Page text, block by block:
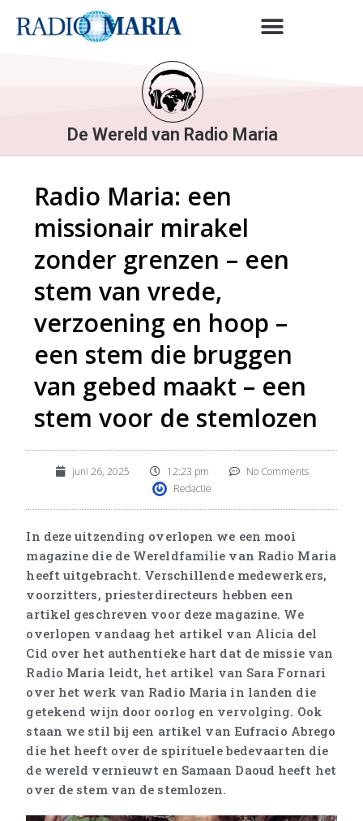
De Wereld van Radio Maria
Radio Maria: een
missionair mirakel
zonder grenzen – een
stem van vrede,
verzoening en hoop –
een stem die bruggen
van gebed maakt – een
stem voor de stemlozen
juni 26, 2025 12:23 pm
No Comments
Redactie
In deze uitzending overlopen we een mooi
magazine die de Wereldfamilie van Radio Maria
heeft uitgebracht. Verschillende medewerkers,
voorzitters, priesterdirecteurs hebben een
artikel geschreven voor deze magazine. We
overlopen vandaag het artikel van Alicia del
Cid over het authentieke hart dat de missie van
Radio Maria leidt, het artikel van Sara Fornari
over het werk van Radio Maria in landen die
getekend wijn door oorlog en vervolging. Ook
staan we stil bij een artikel van Eufracio Abrego
die het heeft over de spirituele bedevaarten die
de wereld vernieuwt en Samaan Daoud heeft het
over de stem van de stemlozen.